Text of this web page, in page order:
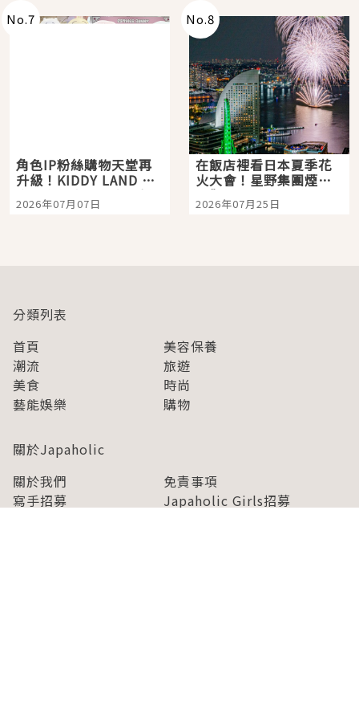
No.7
角色IP粉絲購物天堂再
升級！KIDDY LAND 原
宿店吉伊卡哇迎客，新
開幕 OMOKADO 店3分
2026年07月07日
No.8
在飯店裡看日本夏季花
火大會！星野集團煙火
景觀飯店6選，讓你不用
人擠人悠閒欣賞
2026年07月25日
分類列表
首頁
美容保養
潮流
旅遊
美食
時尚
藝能娛樂
購物
關於Japaholic
關於我們
免責事項
寫手招募
Japaholic Girls招募